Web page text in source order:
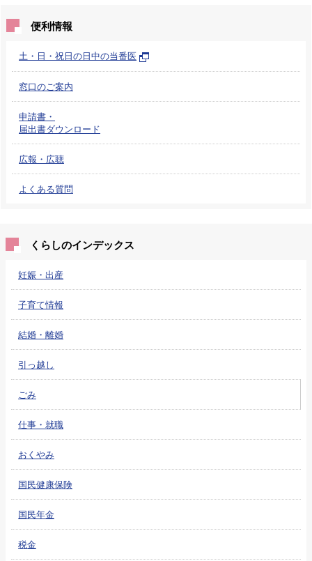
便利情報
土・日・祝日の日中の当番医
窓口のご案内
申請書・
届出書ダウンロード
広報・広聴
よくある質問
くらしのインデックス
妊娠・出産
子育て情報
結婚・離婚
引っ越し
ごみ
仕事・就職
おくやみ
国民健康保険
国民年金
税金